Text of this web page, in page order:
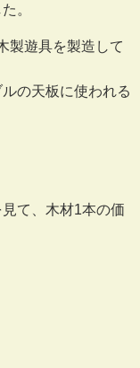
。
製遊具を製造して
の天板に使われる
て、木材1本の価